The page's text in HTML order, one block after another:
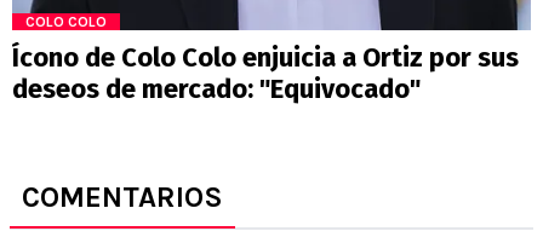
COLO COLO
Ícono de Colo Colo enjuicia a Ortiz por sus
deseos de mercado: "Equivocado"
COMENTARIOS